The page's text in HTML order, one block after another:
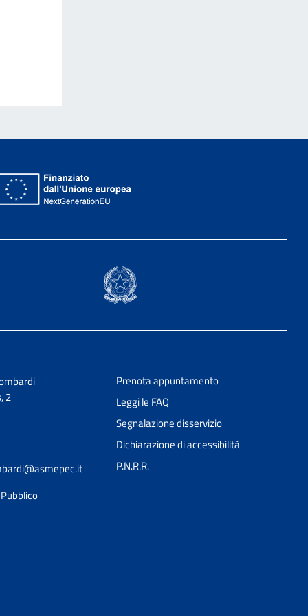
2
Prenota appuntamento
Leggi le FAQ
Segnalazione disservizio
Dichiarazione di accessibilità
P.N.R.R.